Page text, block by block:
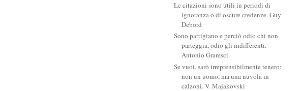
Le citazioni sono utili in periodi di
ignoranza o di oscure credenze. Guy
Debord
Sono partigiano e perciò odio chi non
parteggia, odio gli indifferenti.
Antonio Gramsci
Se vuoi, sarò irreprensibilmente tenero:
non un uomo, ma una nuvola in
calzoni. V. Majakovski